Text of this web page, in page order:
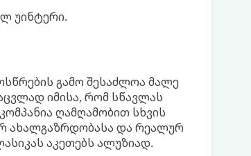
უინტერი.
გამო შესაძლოა მალე
იმისა, რომ სწავლას
ღამღამობით სხვის
ახალგაზრდობასა და რეალურ
აკეთებს ალუზიად.